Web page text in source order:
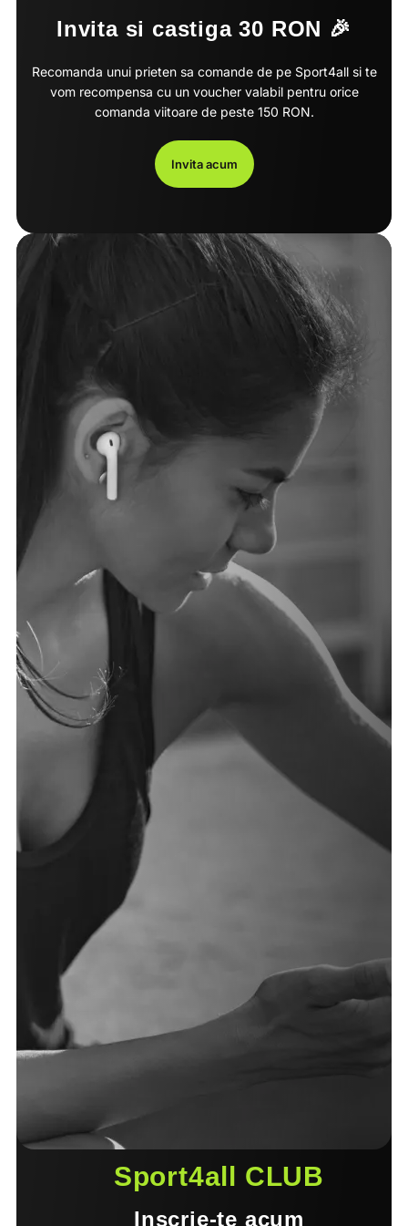
Invita si castiga 30 RON 🎉
Recomanda unui prieten sa comande de pe Sport4all si te
vom recompensa cu un voucher valabil pentru orice
comanda viitoare de peste 150 RON.
Invita acum
Sport4all CLUB
Inscrie-te acum